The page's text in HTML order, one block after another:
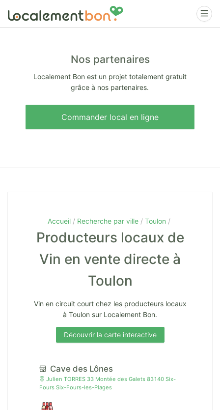
Nos partenaires
Localement Bon est un projet totalement gratuit
grâce à nos partenaires.
Commander local en ligne
Accueil Recherche par ville Toulon
Producteurs locaux de
Vin en vente directe à
Toulon
Vin en circuit court chez les producteurs locaux
à Toulon sur Localement Bon.
Découvrir la carte interactive
Cave des Lônes
Julien TORRES 33 Montée des Galets 83140 Six-
Fours Six-Fours-les-Plages